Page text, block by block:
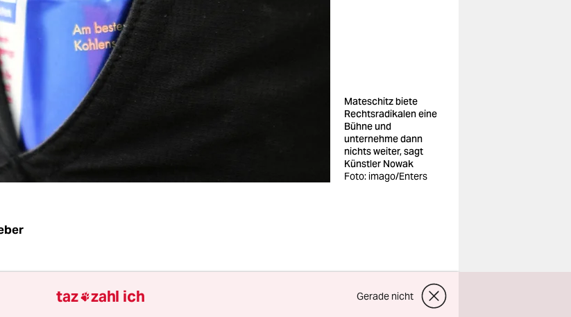
Mateschitz biete
Rechtsradikalen eine
Bühne und
unternehme dann
nichts weiter, sagt
Künstler Nowak
Foto: imago/Enters
die in der Sphäre des US-Profisports auf
angewendet wird:
taz zahl ich Gerade nicht